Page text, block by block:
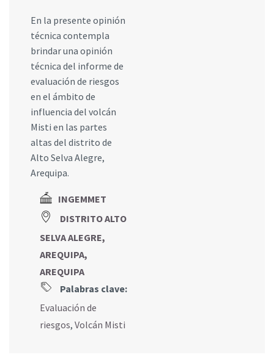
En la presente opinión
técnica contempla
brindar una opinión
técnica del informe de
evaluación de riesgos
en el ámbito de
influencia del volcán
Misti en las partes
altas del distrito de
Alto Selva Alegre,
Arequipa.
INGEMMET
DISTRITO ALTO
SELVA ALEGRE,
AREQUIPA,
AREQUIPA
Palabras clave:
Evaluación de
riesgos, Volcán Misti